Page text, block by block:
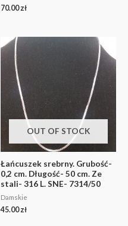
70.00zł
OUT OF STOCK
Łańcuszek srebrny. Grubość-
0,2 cm. Długość- 50 cm. Ze
stali- 316 L. SNE- 7314/50
Damskie
45.00zł